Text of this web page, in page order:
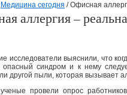
Медицина сегодня /Офисная
аллергия –
исследователи выяснили, что
опасный синдром и к нему
другой пыли, которая вызывает
провели опрос